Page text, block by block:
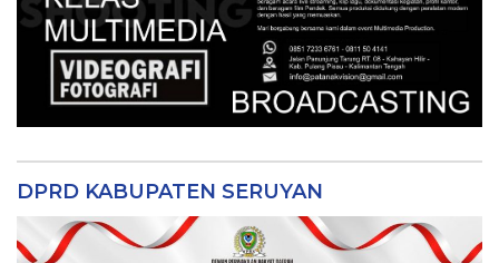
DPRD KABUPATEN SERUYAN